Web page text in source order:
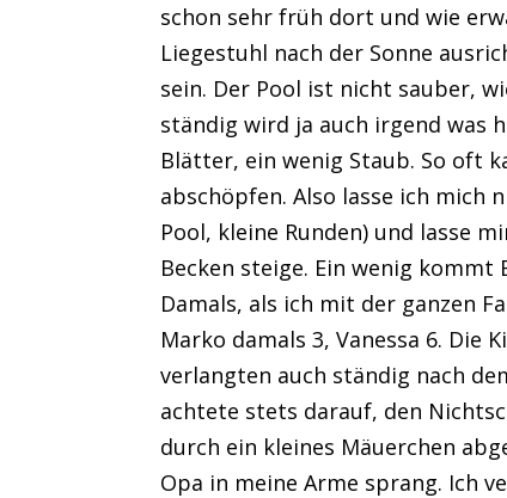
schon sehr früh dort und wie
Liegestuhl nach der Sonne
sein. Der Pool ist nicht sauber,
ständig wird ja auch irgend was
Blätter, ein wenig Staub. So oft
abschöpfen. Also lasse ich mich
Pool, kleine Runden) und lasse
Becken steige. Ein wenig kommt
Damals, als ich mit der ganzen
Marko damals 3, Vanessa 6. Die
verlangten auch ständig nach
achtete stets darauf, den
durch ein kleines Mäuerchen
Opa in meine Arme sprang. Ich